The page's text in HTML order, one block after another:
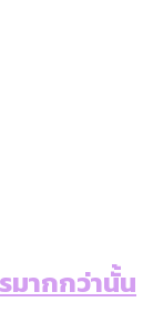
มากกว่านั้น